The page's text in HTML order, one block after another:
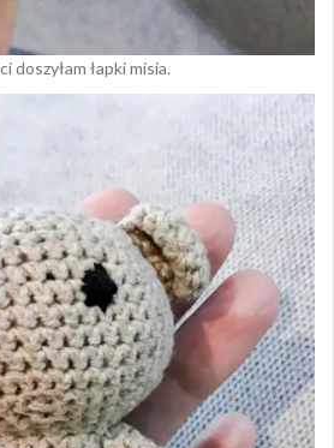
doszyłam łapki misia.